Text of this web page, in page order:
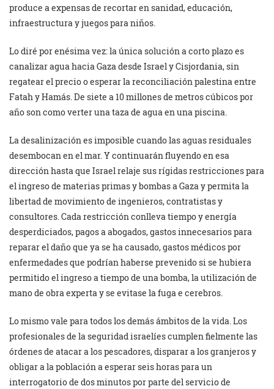
produce a expensas de recortar en sanidad, educación,
infraestructura y juegos para niños.
Lo diré por enésima vez: la única solución a corto plazo es
canalizar agua hacia Gaza desde Israel y Cisjordania, sin
regatear el precio o esperar la reconciliación palestina entre
Fatah y Hamás. De siete a 10 millones de metros cúbicos por
año son como verter una taza de agua en una piscina.
La desalinización es imposible cuando las aguas residuales
desembocan en el mar. Y continuarán fluyendo en esa
dirección hasta que Israel relaje sus rígidas restricciones para
el ingreso de materias primas y bombas a Gaza y permita la
libertad de movimiento de ingenieros, contratistas y
consultores. Cada restricción conlleva tiempo y energía
desperdiciados, pagos a abogados, gastos innecesarios para
reparar el daño que ya se ha causado, gastos médicos por
enfermedades que podrían haberse prevenido si se hubiera
permitido el ingreso a tiempo de una bomba, la utilización de
mano de obra experta y se evitase la fuga e cerebros.
Lo mismo vale para todos los demás ámbitos de la vida. Los
profesionales de la seguridad israelíes cumplen fielmente las
órdenes de atacar a los pescadores, disparar a los granjeros y
obligar a la población a esperar seis horas para un
interrogatorio de dos minutos por parte del servicio de